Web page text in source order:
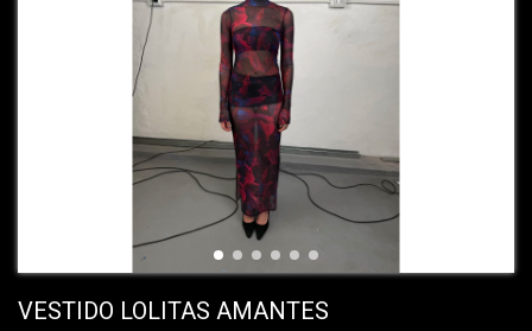
VESTIDO LOLITAS AMANTES